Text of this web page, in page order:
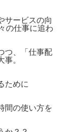
サービスの向
の仕事に追わ
つ、「仕事配
。
ために
間の使い方を